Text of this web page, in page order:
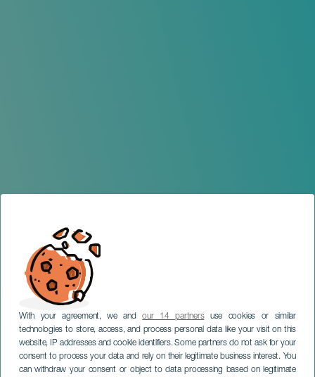
With your agreement, we andour 14 partnersuse cookies or similar
technologies to store, access, and process personal data like your visit on this
website, IP addresses and cookie identifiers. Some partners do not ask for your
consent to process your data and rely on their legitimate business interest. You
can withdraw your consent or object to data processing based on legitimate
GRAN CANARIA